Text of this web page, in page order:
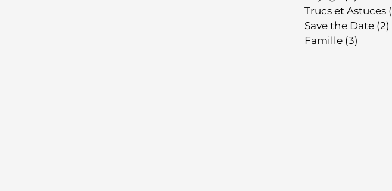
Trucs et Astuces
Save the Date (2)
Famille (3)